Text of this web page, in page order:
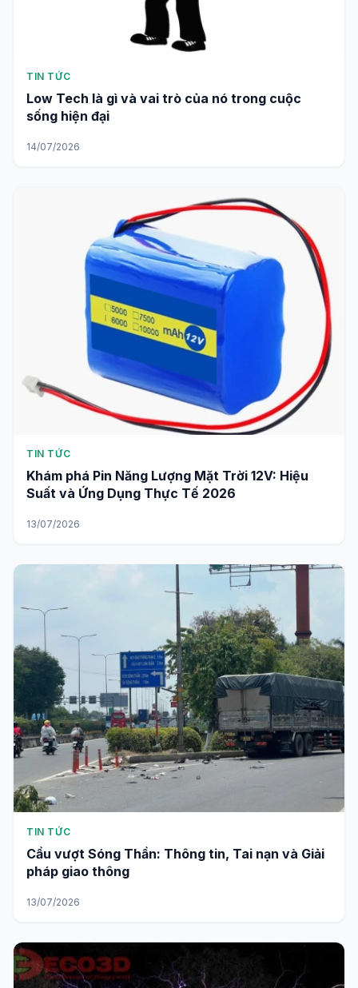
TIN TỨC
Low Tech là gì và vai trò của nó trong cuộc
sống hiện đại
14/07/2026
TIN TỨC
Khám phá Pin Năng Lượng Mặt Trời 12V: Hiệu
Suất và Ứng Dụng Thực Tế 2026
13/07/2026
TIN TỨC
Cầu vượt Sóng Thần: Thông tin, Tai nạn và Giải
pháp giao thông
13/07/2026